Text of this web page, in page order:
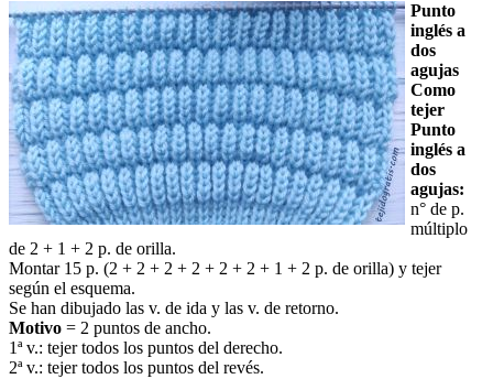
Punto
inglés a
dos
agujas
Como
tejer
Punto
inglés a
dos
agujas:
n° de p.
múltiplo
de 2 + 1 + 2 p. de orilla.
Montar 15 p. (2 + 2 + 2 + 2 + 2 + 2 + 1 + 2 p. de orilla) y tejer
según el esquema.
Se han dibujado las v. de ida y las v. de retorno.
Motivo = 2 puntos de ancho.
1ª v.: tejer todos los puntos del derecho.
2ª v.: tejer todos los puntos del revés.